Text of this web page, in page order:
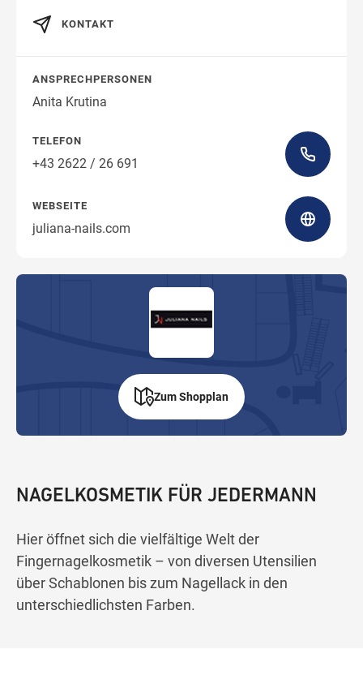
NAGELKOSMETIK FÜR JEDERMANN
Hier öffnet sich die vielfältige Welt der
Fingernagelkosmetik – von diversen Utensilien
über Schablonen bis zum Nagellack in den
unterschiedlichsten Farben.
KONTAKT
ANSPRECHPERSONEN
Anita Krutina
TELEFON
+43 2622 / 26 691
WEBSEITE
juliana-nails.com
Zum Shopplan